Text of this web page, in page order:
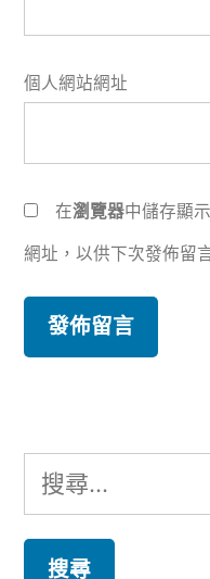
個人網站網址
在瀏覽器中儲存顯
網址，以供下次發佈留
搜
尋